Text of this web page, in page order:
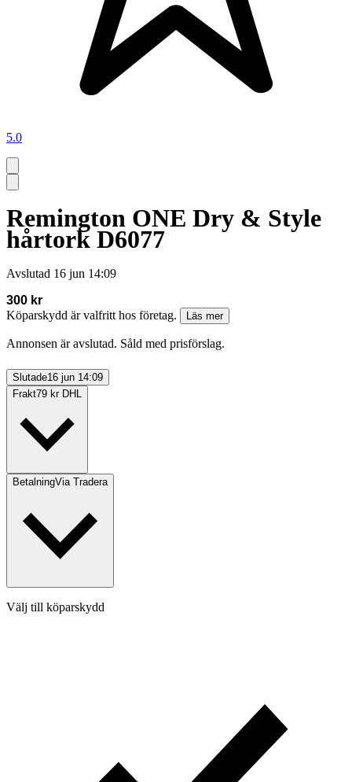
5.0
Remington ONE Dry & Style
hårtork D6077
Avslutad 16 jun 14:09
300 kr
Köparskydd är valfritt hos företag.
Läs mer
Annonsen är avslutad. Såld med prisförslag.
Slutade16 jun 14:09
Frakt79 kr DHL
BetalningVia Tradera
Välj till köparskydd